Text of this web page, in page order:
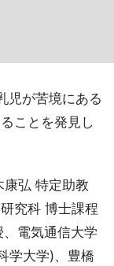
児が苦境にある
ことを発見し
康弘 特定助教
究科 博士課程
電気通信大学
学大学)、豊橋